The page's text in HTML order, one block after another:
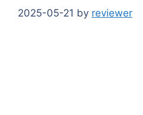
2025-05-21 by reviewer